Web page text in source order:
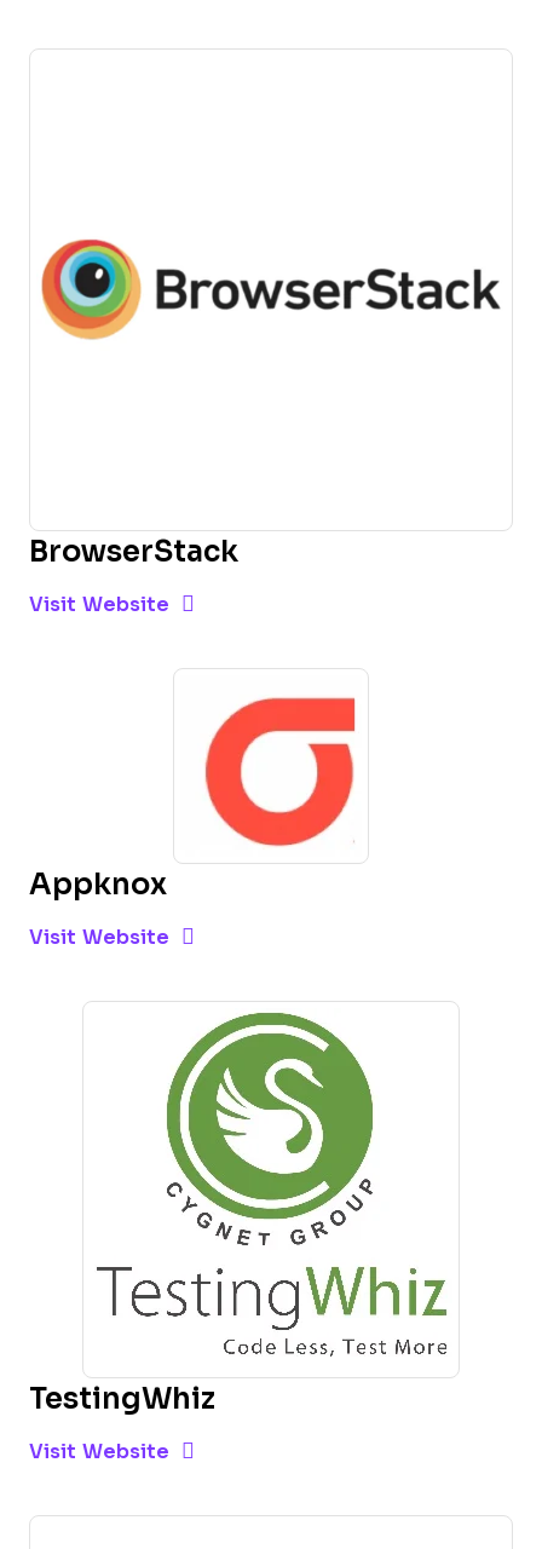
BrowserStack
Visit Website Opens New Window
Appknox
Visit Website Opens New Window
TestingWhiz
Visit Website Opens New Window